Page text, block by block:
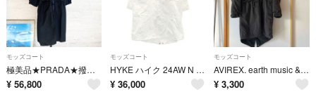
モッズコート
極美品★PRADA★撥水★フード収納★ジップ★ナイロン★ロングコート
¥ 56,800
モッズコート
HYKE ハイク 24AW N C TYPE M-65 FIELD COATコットンナイロンモッズコート 242-17461 ホワイト 3
¥ 36,000
モッズコート
AVIREX. earth music &ecology コート
¥ 3,300